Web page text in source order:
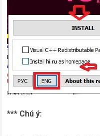
*** Chú ý: